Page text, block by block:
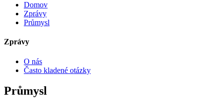
Domov
Zprávy
Průmysl
Zprávy
O nás
Často kladené otázky
Průmysl